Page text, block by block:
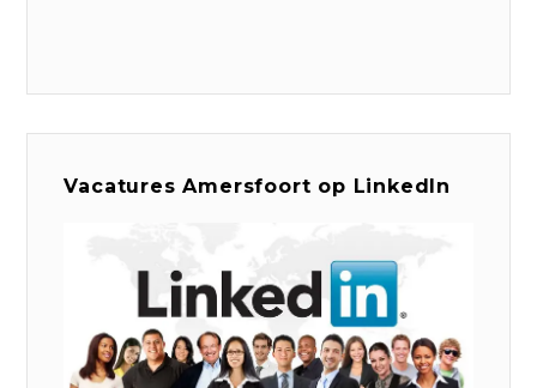
Vacatures Amersfoort op LinkedIn